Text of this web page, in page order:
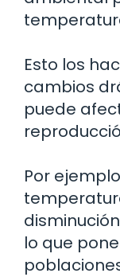
Esto los
cambios
puede
Por
lo que